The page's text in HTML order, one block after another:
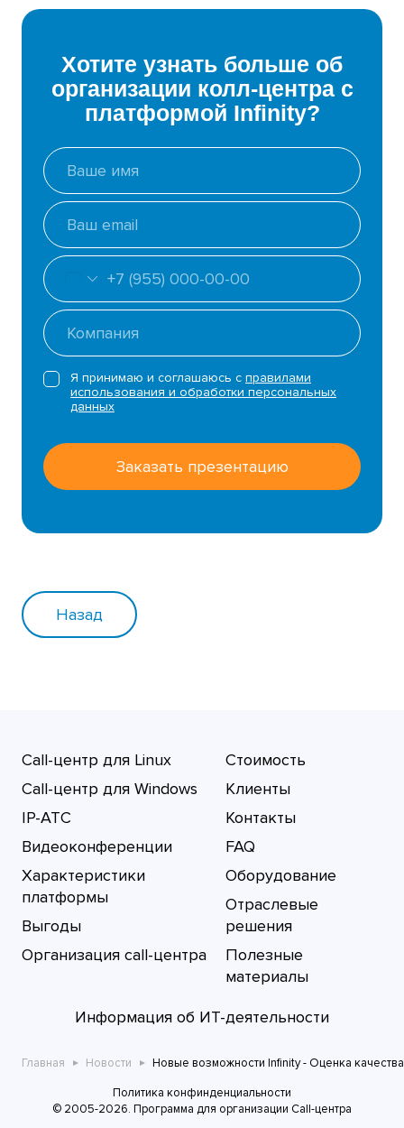
Хотите узнать больше об
организации колл-центра с
платформой Infinity?
Я принимаю и соглашаюсь с правилами
использования и обработки персональных
данных
Заказать презентацию
Назад
Call-центр для Linux
Call-центр для Windows
IP-АТС
Видеоконференции
Характеристики
платформы
Выгоды
Организация call-центра
Стоимость
Клиенты
Контакты
FAQ
Оборудование
Отраслевые
решения
Полезные
материалы
Информация об ИТ-деятельности
Главная Новости Новые возможности Infinity - Оценка
© 2005-2026. Программа для организации Call-центра
Политика конфинденциальности